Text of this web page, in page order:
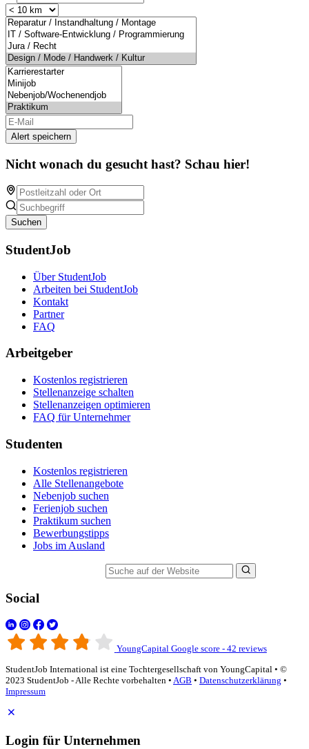
Alert speichern
Nicht wonach du gesucht hast? Schau hier!
Suchen
StudentJob
Über StudentJob
Arbeiten bei StudentJob
Kontakt
Partner
FAQ
Arbeitgeber
Kostenlos registrieren
Stellenanzeige schalten
Stellenanzeigen optimieren
FAQ für Unternehmer
Studenten
Kostenlos registrieren
Alle Stellenangebote
Nebenjob suchen
Ferienjob suchen
Praktikum suchen
Bewerbungstipps
Jobs im Ausland
Social
YoungCapital Google score - 42 reviews
StudentJob International ist eine Tochtergesellschaft von YoungCapital • ©
2023 StudentJob - Alle Rechte vorbehalten • AGB • Datenschutzerklärung •
Impressum
Login für Unternehmen